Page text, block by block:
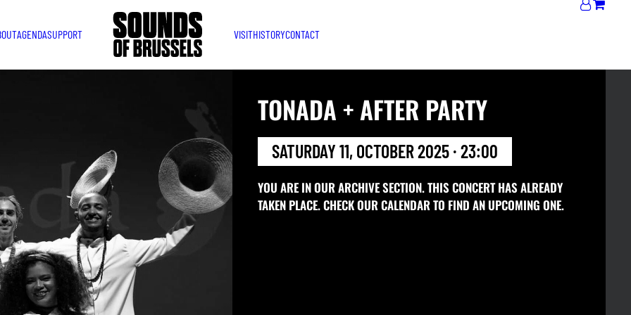
AGENDASUPPORT VISITHISTORYCONTACT
TONADA + AFTER PARTY
SATURDAY 11, OCTOBER 2025 · 23:00
YOU ARE IN OUR ARCHIVE SECTION. THIS CONCERT HAS ALREADY
TAKEN PLACE. CHECK OUR CALENDAR TO FIND AN UPCOMING ONE.